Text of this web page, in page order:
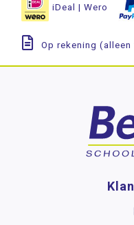
iDeal | Wero
Op rekening